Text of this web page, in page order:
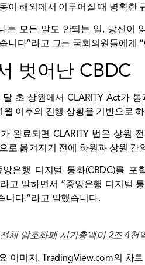
이 해외에서 이루어질 때 명확한
는 모든 말도 안되는 일, 당신이
니다”라고 그는 국회의원들에게
벗어난 CBDC
초 상원에서 CLARITY Act가
월 이후의 진행 상황을 기반으로
완료되면 CLARITY 법은 상원
로 옮겨지기 전에 하원과 상원 간
앙은행 디지털 통화(CBDC)를
고 말하면서 “중앙은행 디지털
니다.”라고 말했습니다.
체 암호화폐 시가총액이 2조 4천
이미지. TradingView.com의 차트